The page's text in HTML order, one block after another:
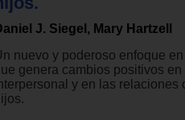
J. Siegel, Mary Hartzell
nuevo y poderoso enfoque
genera cambios positivos
y en las relaciones